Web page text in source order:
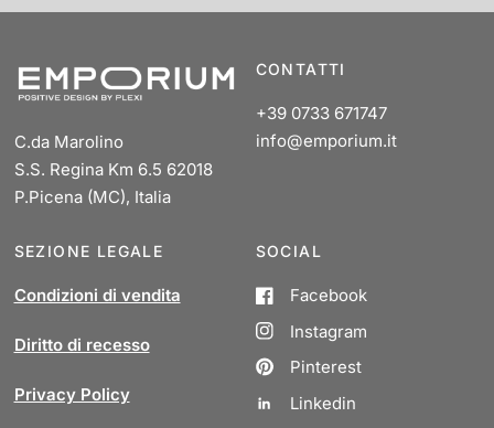
C.da Marolino
S.S. Regina Km 6.5 62018
P.Picena (MC), Italia
CONTATTI
+39 0733 671747
info@emporium.it
SEZIONE LEGALE
Condizioni di vendita
Diritto di recesso
Privacy Policy
SOCIAL
Facebook
Instagram
Pinterest
Linkedin